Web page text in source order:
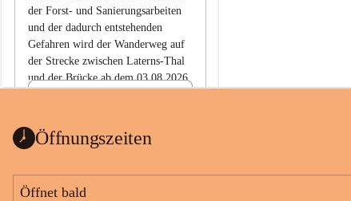
der Forst- und Sanierungsarbeiten
und der dadurch entstehenden
Gefahren wird der Wanderweg auf
der Strecke zwischen Laterns-Thal
und der Brücke ab dem 03.08.2026
ht
1 Seite•0,1 MB
Öffnungszeiten
Öffnet bald